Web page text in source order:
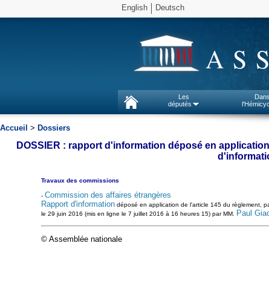
English Deutsch
Les
députés
Dans
Accueil > Dossiers
DOSSIER : rapport d'information déposé en
Travaux des commissions
- Commission des affaires étrangères
Rapport d'informationdéposé en application de l'article 145 du règlement,
le 29 juin 2016 (mis en ligne le 7 juillet 2016 à 16 heures 15) par MM.
Paul
© Assemblée nationale